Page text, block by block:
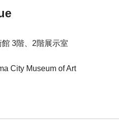
3階、2階展示室
City Museum of Art